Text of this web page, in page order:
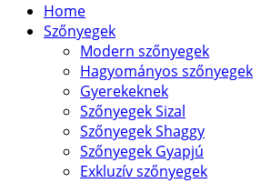
Home
Szőnyegek
Modern szőnyegek
Hagyományos szőnyegek
Gyerekeknek
Szőnyegek Sizal
Szőnyegek Shaggy
Szőnyegek Gyapjú
Exkluzív szőnyegek